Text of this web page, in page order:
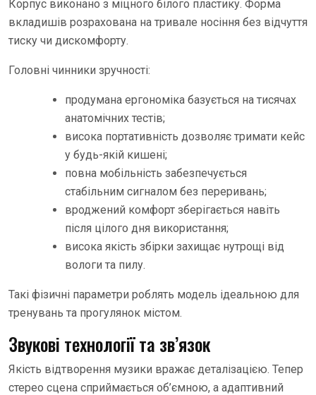
Корпус виконано з міцного білого пластику. Форма
вкладишів розрахована на тривале носіння без відчуття
тиску чи дискомфорту.
Головні чинники зручності:
продумана ергономіка базується на тисячах
анатомічних тестів;
висока портативність дозволяє тримати кейс
у будь-якій кишені;
повна мобільність забезпечується
стабільним сигналом без переривань;
вроджений комфорт зберігається навіть
після цілого дня використання;
висока якість збірки захищає нутрощі від
вологи та пилу.
Такі фізичні параметри роблять модель ідеальною для
тренувань та прогулянок містом.
Звукові технології та зв’язок
Якість відтворення музики вражає деталізацією. Тепер
стерео сцена сприймається об’ємною, а адаптивний